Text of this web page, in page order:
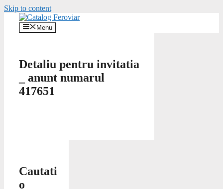
Skip to content
Menu
Detaliu pentru invitatia
_ anunt numarul
417651
Cautati
o